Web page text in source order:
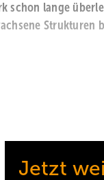
schon lange
Strukturen
Jetzt